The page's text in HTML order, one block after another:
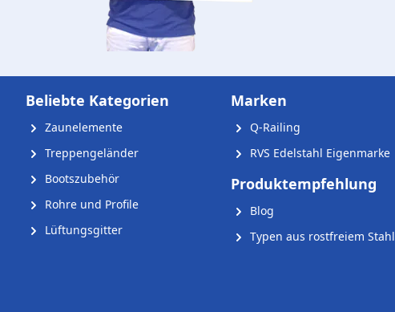
Beliebte Kategorien
Zaunelemente
Treppengeländer
Bootszubehör
Rohre und Profile
Lüftungsgitter
Marken
Q-Railing
RVS Edelstahl Eigenmarke
Produktempfehlung
Blog
Typen aus rostfreiem Stahl